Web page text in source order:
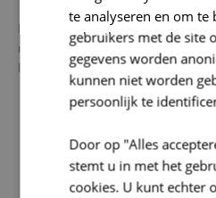
Neem deel aan onze enquête en
rond jouw hernieuwbaar
bedrijf zijn o.a.:
Financieel (o.a.
Duurzaam &
Lokale verankering &
te analyseren en om te
gebruikers met de site
gegevens worden
kunnen niet worden
persoonlijk te
Door op "Alles
stemt u in met het
cookies. U kunt echter